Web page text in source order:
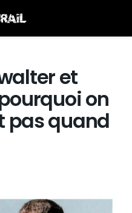
et
on
pas quand